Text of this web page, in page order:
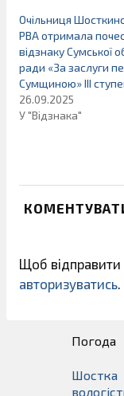
Очільниця
РВА отримала
відзнаку Сумської
ради «За заслуги
Сумщиною» ІІІ
26.09.2025
У "Відзнака"
Щоб
авторизуватись
Погода
Шостка